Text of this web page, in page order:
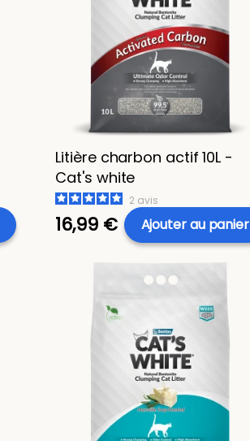
Litière charbon actif 10L -
Cat's white
2 avis
16,99 € Ajouter au panier